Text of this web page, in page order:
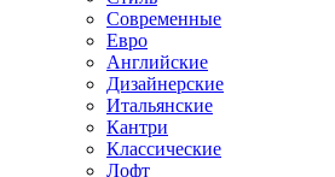
Современные
Евро
Английские
Дизайнерские
Итальянские
Кантри
Классические
Лофт